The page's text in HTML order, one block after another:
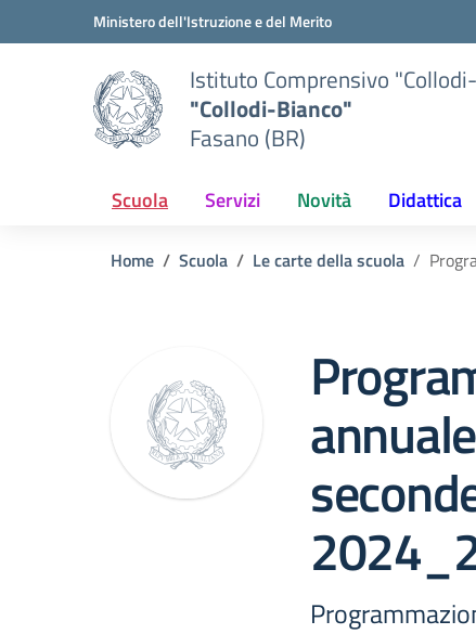
Vai ai contenuti
Vai al menu di navigazioneMinistero dell'Istruzione e del Merito
Istituto Comprensivo
"Collodi-Bianco"
Fasano (BR)
Scuola Servizi Novità Didattica
Home Scuola Le carte della scuola